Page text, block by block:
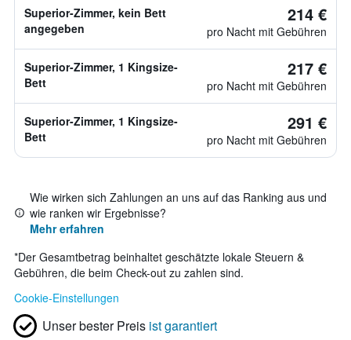
Superior-Zimmer, kein Bett
angegeben
214 €
pro Nacht mit Gebühren
Superior-Zimmer, 1 Kingsize-
Bett
217 €
pro Nacht mit Gebühren
Superior-Zimmer, 1 Kingsize-
Bett
291 €
pro Nacht mit Gebühren
Wie wirken sich Zahlungen an uns auf das Ranking aus und
wie ranken wir Ergebnisse?
Mehr erfahren
*Der Gesamtbetrag beinhaltet geschätzte lokale Steuern &
Gebühren, die beim Check-out zu zahlen sind.
Cookie-Einstellungen
Unser bester Preis ist garantiert